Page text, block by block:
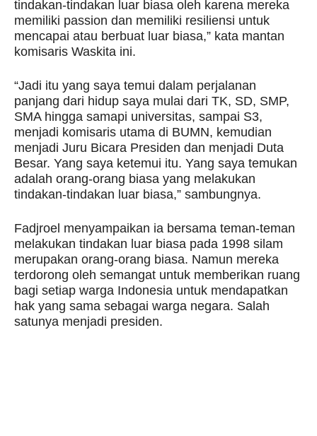
tindakan-tindakan luar biasa oleh karena mereka
memiliki passion dan memiliki resiliensi untuk
mencapai atau berbuat luar biasa,” kata mantan
komisaris Waskita ini.
“Jadi itu yang saya temui dalam perjalanan
panjang dari hidup saya mulai dari TK, SD, SMP,
SMA hingga samapi universitas, sampai S3,
menjadi komisaris utama di BUMN, kemudian
menjadi Juru Bicara Presiden dan menjadi Duta
Besar. Yang saya ketemui itu. Yang saya temukan
adalah orang-orang biasa yang melakukan
tindakan-tindakan luar biasa,” sambungnya.
Fadjroel menyampaikan ia bersama teman-teman
melakukan tindakan luar biasa pada 1998 silam
merupakan orang-orang biasa. Namun mereka
terdorong oleh semangat untuk memberikan ruang
bagi setiap warga Indonesia untuk mendapatkan
hak yang sama sebagai warga negara. Salah
satunya menjadi presiden.